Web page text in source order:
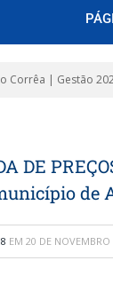
Corrêa | Gestão
DE
de
EM 20 DE NOVEMBRO